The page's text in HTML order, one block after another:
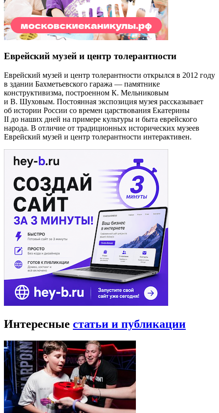
Еврейский музей и центр толерантности
Еврейский музей и центр толерантности открылся в 2012 году
в здании Бахметьевского гаража — памятнике
конструктивизма, построенном К. Мельниковым
и В. Шуховым. Постоянная экспозиция музея рассказывает
об истории России со времен царствования Екатерины
II до наших дней на примере культуры и быта еврейского
народа. В отличие от традиционных исторических музеев
Еврейский музей и центр толерантности интерактивен.
Интересные статьи и публикации